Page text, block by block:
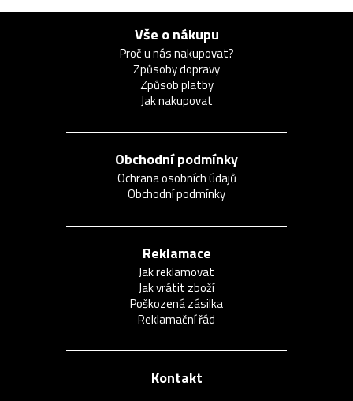
Vše o nákupu
Proč u nás nakupovat?
Způsoby dopravy
Způsob platby
Jak nakupovat
Obchodní podmínky
Ochrana osobních údajů
Obchodní podmínky
Reklamace
Jak reklamovat
Jak vrátit zboží
Poškozená zásilka
Reklamační řád
Kontakt